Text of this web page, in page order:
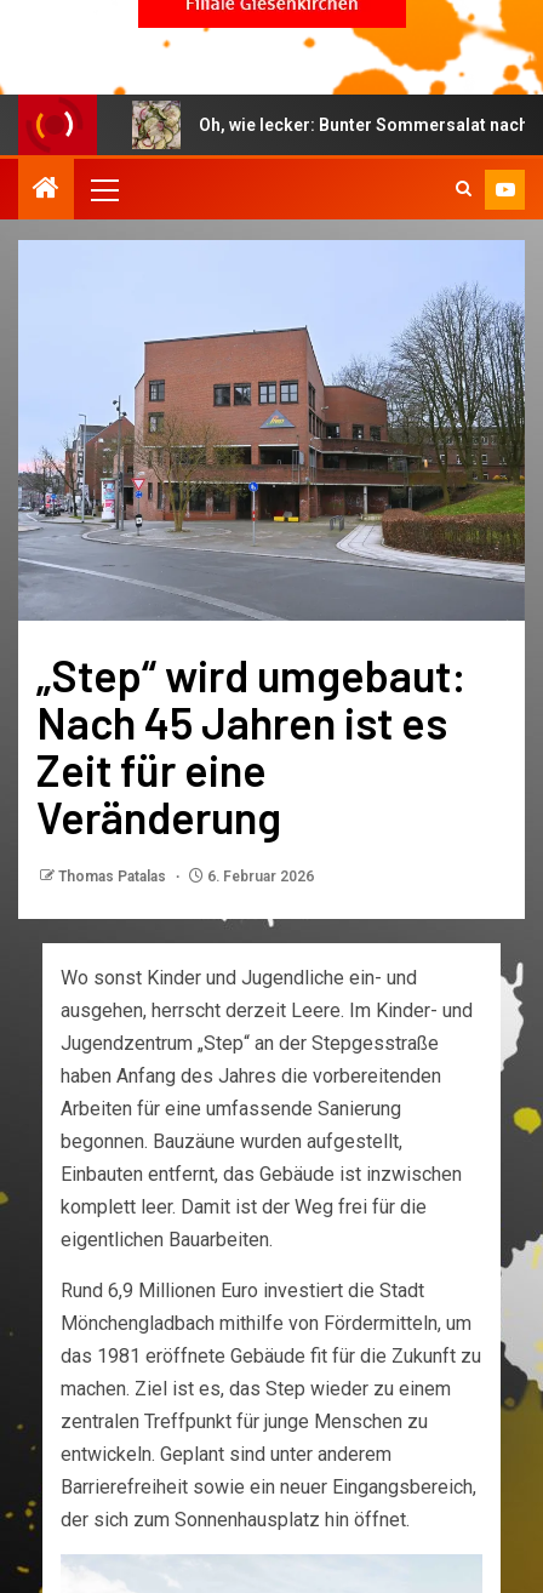
Oh, wie lecker: Bunter Sommersalat nach
„Step“ wird umgebaut:
Nach 45 Jahren ist es
Zeit für eine
Veränderung
Thomas Patalas 6. Februar 2026
Wo sonst Kinder und Jugendliche ein- und
ausgehen, herrscht derzeit Leere. Im Kinder- und
Jugendzentrum „Step“ an der Stepgesstraße
haben Anfang des Jahres die vorbereitenden
Arbeiten für eine umfassende Sanierung
begonnen. Bauzäune wurden aufgestellt,
Einbauten entfernt, das Gebäude ist inzwischen
komplett leer. Damit ist der Weg frei für die
eigentlichen Bauarbeiten.
Rund 6,9 Millionen Euro investiert die Stadt
Mönchengladbach mithilfe von Fördermitteln, um
das 1981 eröffnete Gebäude fit für die Zukunft zu
machen. Ziel ist es, das Step wieder zu einem
zentralen Treffpunkt für junge Menschen zu
entwickeln. Geplant sind unter anderem
Barrierefreiheit sowie ein neuer Eingangsbereich,
der sich zum Sonnenhausplatz hin öffnet.